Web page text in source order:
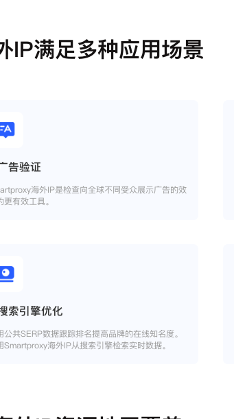
IP满足多种应用场景
告验证
海外IP是检查向全球不同受众展示广告的效
更有效工具。
索引擎优化
公共SERP数据跟踪排名提高品牌的在线知名度。
Smartproxy海外IP从搜索引擎检索实时数据。